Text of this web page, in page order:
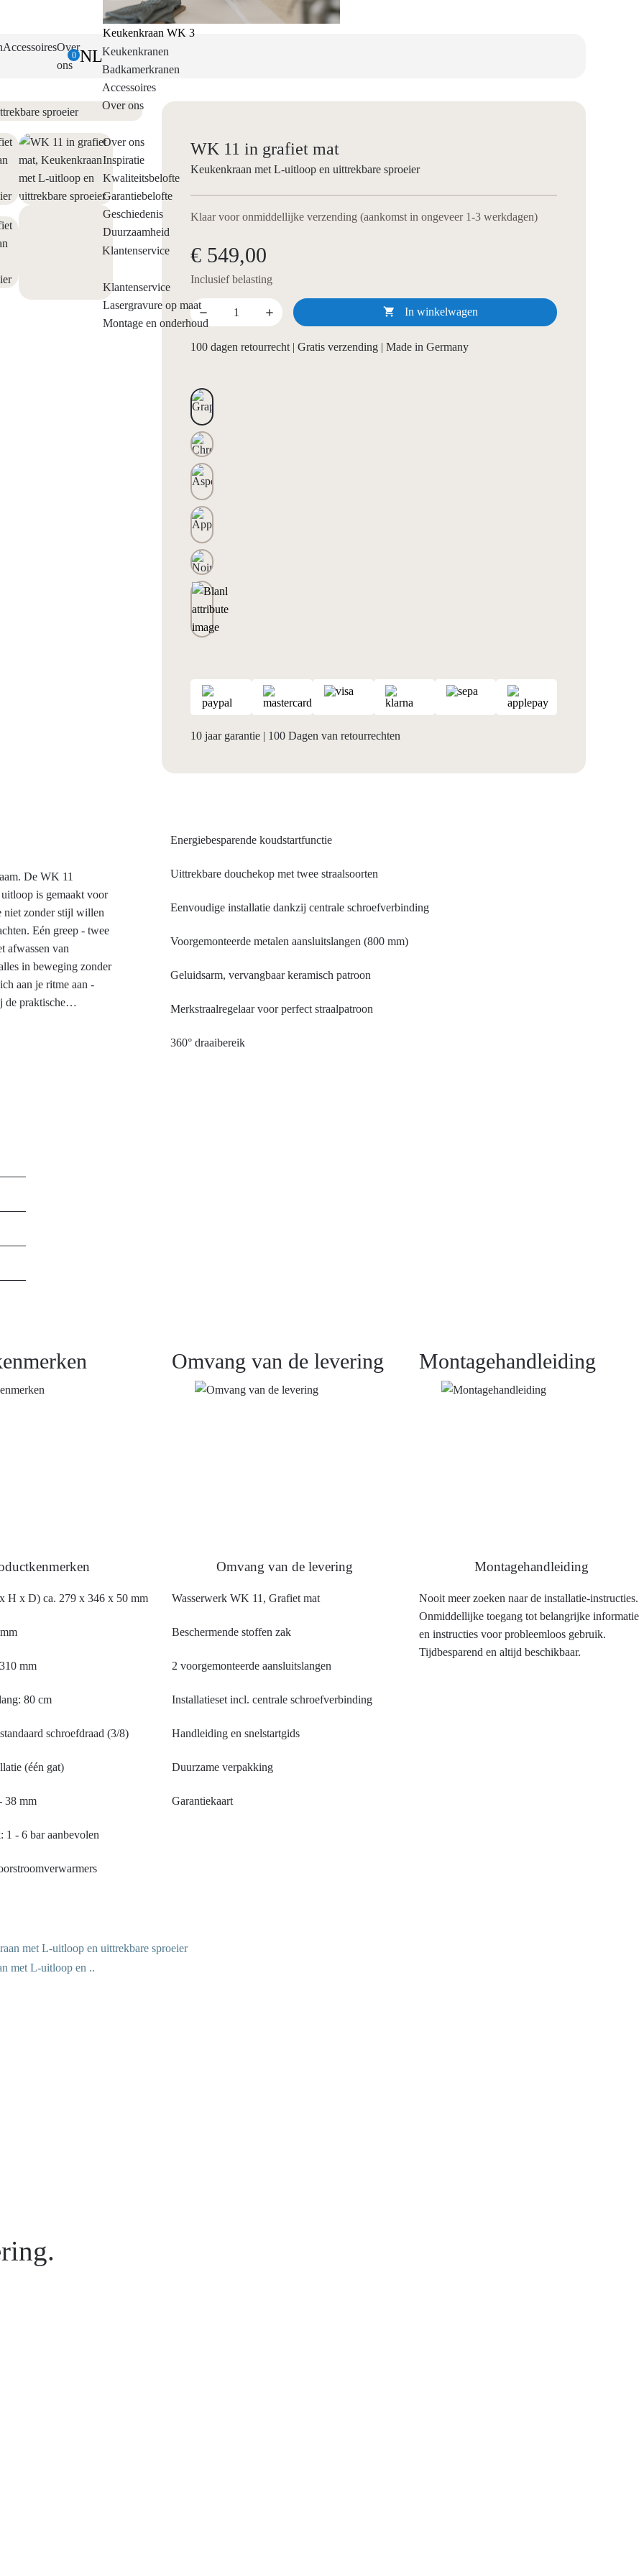
AccessoiresOver
ons
0 NL
Keukenkraan WK 3
Keukenkranen
Badkamerkranen
Accessoires
Over ons
Over ons
Inspiratie
Kwaliteitsbelofte
Garantiebelofte
Geschiedenis
Duurzaamheid
Klantenservice
Klantenservice
Lasergravure op maat
Montage en onderhoud
WK 11 in grafiet mat
Keukenkraan met L-uitloop en uittrekbare sproeier
Klaar voor onmiddellijke verzending (aankomst in ongeveer 1-3 werkdagen)
€ 549,00
Inclusief belasting
 In winkelwagen
100 dagen retourrecht | Gratis verzending | Made in Germany
10 jaar garantie | 100 Dagen van retourrechten
De WK 11
is gemaakt voor
niet zonder stijl willen
Eén greep - twee
afwassen van
in beweging zonder
aan je ritme aan -
de praktische
combineert een
Energiebesparende koudstartfunctie
Uittrekbare douchekop met twee straalsoorten
Eenvoudige installatie dankzij centrale schroefverbinding
Voorgemonteerde metalen aansluitslangen (800 mm)
Geluidsarm, vervangbaar keramisch patroon
Merkstraalregelaar voor perfect straalpatroon
360° draaibereik
H x D) ca. 279 x 346 x 50 mm
mm
80 cm
schroefdraad (3/8)
(één gat)
38 mm
1 - 6 bar aanbevolen
Omvang van de levering
Omvang van de levering
Wasserwerk WK 11, Grafiet mat
Beschermende stoffen zak
2 voorgemonteerde aansluitslangen
Installatieset incl. centrale schroefverbinding
Handleiding en snelstartgids
Duurzame verpakking
Garantiekaart
Montagehandleiding
Montagehandleiding
Nooit meer zoeken naar de installatie-instructies.
Onmiddellijke toegang tot belangrijke informatie
en instructies voor probleemloos gebruik.
Tijdbesparend en altijd beschikbaar.
met L-uitloop en ..